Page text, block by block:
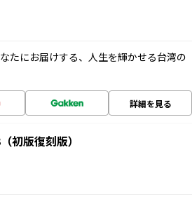
たにお届けする、人生を輝かせる台湾の
詳細を見る
初版復刻版）